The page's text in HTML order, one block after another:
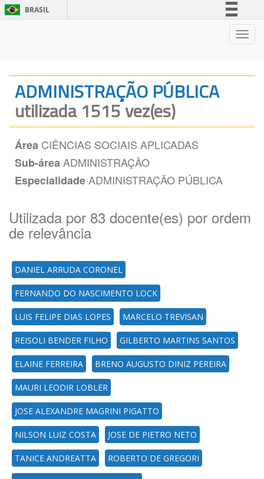
BRASIL
Acesso à informação
Legislação
Canais
ADMINISTRAÇÃO PÚBLICA
utilizada 1515 vez(es)
Área CIÊNCIAS SOCIAIS APLICADAS
Sub-área ADMINISTRAÇÃO
Especialidade ADMINISTRAÇÃO PÚBLICA
Utilizada por 83 docente(es) por ordem
de relevância
DANIEL ARRUDA CORONEL
FERNANDO DO NASCIMENTO LOCK
LUIS FELIPE DIAS LOPES MARCELO TREVISAN
REISOLI BENDER FILHO GILBERTO MARTINS SANTOS
ELAINE FERREIRA BRENO AUGUSTO DINIZ PEREIRA
MAURI LEODIR LOBLER
JOSE ALEXANDRE MAGRINI PIGATTO
NILSON LUIZ COSTA JOSE DE PIETRO NETO
TANICE ANDREATTA ROBERTO DE GREGORI